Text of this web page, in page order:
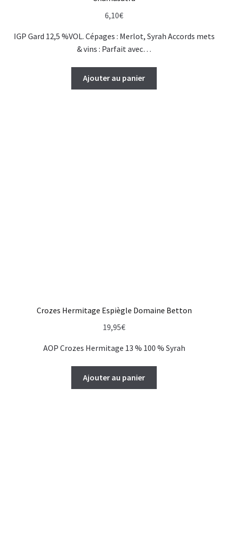
6,10€
IGP Gard 12,5 %VOL. Cépages : Merlot, Syrah Accords mets
& vins : Parfait avec…
Ajouter au panier
Crozes Hermitage Espiègle Domaine Betton
19,95€
AOP Crozes Hermitage 13 % 100 % Syrah
Ajouter au panier